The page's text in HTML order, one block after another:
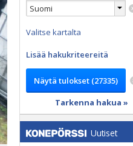
Valitse kartalta
Lisää hakukriteereitä
Tarkenna hakua »
Uutiset